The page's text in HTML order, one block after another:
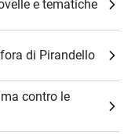
e tematiche
di Pirandello
contro le